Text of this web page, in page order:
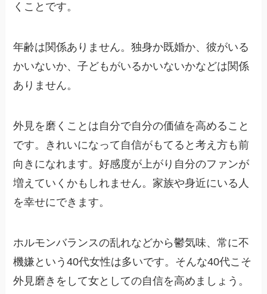
くことです。
年齢は関係ありません。独身か既婚か、彼がいる
かいないか、子どもがいるかいないかなどは関係
ありません。
外見を磨くことは自分で自分の価値を高めること
です。きれいになって自信がもてると考え方も前
向きになれます。好感度が上がり自分のファンが
増えていくかもしれません。家族や身近にいる人
を幸せにできます。
ホルモンバランスの乱れなどから鬱気味、常に不
機嫌という40代女性は多いです。そんな40代こそ
外見磨きをして女としての自信を高めましょう。